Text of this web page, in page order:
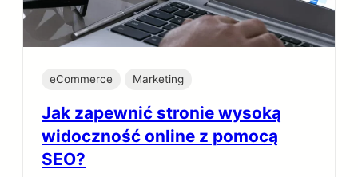
eCommerce Marketing
Jak zapewnić stronie wysoką
widoczność online z pomocą
SEO?